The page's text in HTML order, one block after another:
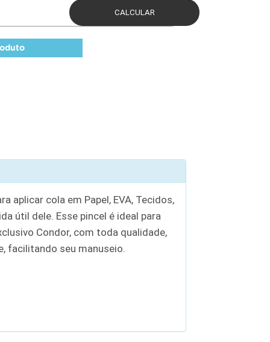
aplicar cola em Papel, EVA, Tecidos,
útil dele. Esse pincel é ideal para
Condor, com toda qualidade,
facilitando seu manuseio.